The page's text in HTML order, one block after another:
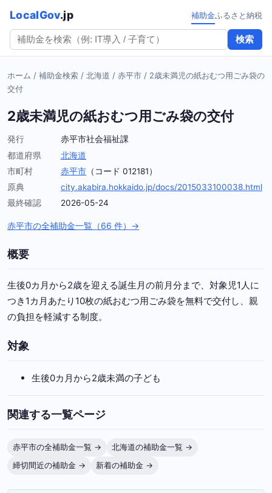
LocalGov.jp
検索
補助金ふるさと納税
ホーム / 補助金検索 / 北海道 / 赤平市 / 2歳未満児の紙おむつ用ごみ袋の
交付
2歳未満児の紙おむつ用ごみ袋の交付
発行
赤平市社会福祉課
都道府県
北海道
市町村
赤平市 （コード 012181）
原典
city.akabira.hokkaido.jp/docs/2015033100038.html
最終確認
2026-05-24
赤平市の全補助金一覧（66 件）→
概要
生後0カ月から2歳を迎える誕生月の前月分まで、対象児1人に
つき1カ月あたり10枚の紙おむつ用ごみ袋を無料で交付し、親
の負担を軽減する制度。
対象
生後0カ月から2歳未満の子ども
関連する一覧ページ
赤平市の全補助金一覧 →
北海道の補助金一覧 →
締切間近の補助金 →
新着の補助金 →